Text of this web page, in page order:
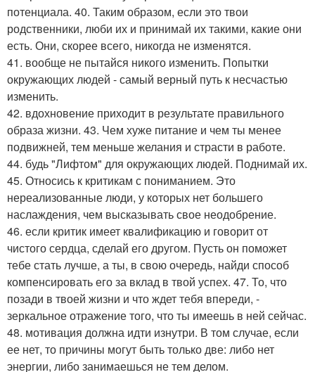
потенциала. 40. Таким образом, если это твои
родственники, люби их и принимай их такими, какие они
есть. Они, скорее всего, никогда не изменятся.
41. вообще не пытайся никого изменить. Попытки
окружающих людей - самый верный путь к несчастью
изменить.
42. вдохновение приходит в результате правильного
образа жизни. 43. Чем хуже питание и чем ты менее
подвижней, тем меньше желания и страсти в работе.
44. будь "Лифтом" для окружающих людей. Поднимай их.
45. Относись к критикам с пониманием. Это
нереализованные люди, у которых нет большего
наслаждения, чем высказывать свое неодобрение.
46. если критик имеет квалификацию и говорит от
чистого сердца, сделай его другом. Пусть он поможет
тебе стать лучше, а ты, в свою очередь, найди способ
компенсировать его за вклад в твой успех. 47. То, что
позади в твоей жизни и что ждет тебя впереди, -
зеркальное отражение того, что ты имеешь в ней сейчас.
48. мотивация должна идти изнутри. В том случае, если
ее нет, то причины могут быть только две: либо нет
энергии, либо занимаешься не тем делом.